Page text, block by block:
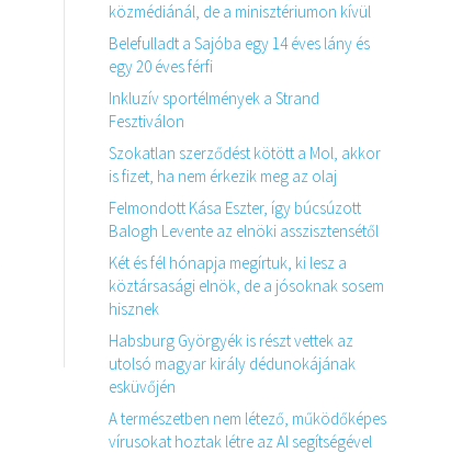
közmédiánál, de a minisztériumon kívül
Belefulladt a Sajóba egy 14 éves lány és
egy 20 éves férfi
Inkluzív sportélmények a Strand
Fesztiválon
Szokatlan szerződést kötött a Mol, akkor
is fizet, ha nem érkezik meg az olaj
Felmondott Kása Eszter, így búcsúzott
Balogh Levente az elnöki asszisztensétől
Két és fél hónapja megírtuk, ki lesz a
köztársasági elnök, de a jósoknak sosem
hisznek
Habsburg Györgyék is részt vettek az
utolsó magyar király dédunokájának
esküvőjén
A természetben nem létező, működőképes
vírusokat hoztak létre az AI segítségével